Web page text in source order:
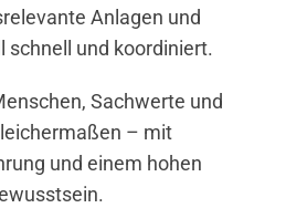
Anlagen und
schnell und koordiniert.
Sachwerte und
– mit
und einem hohen